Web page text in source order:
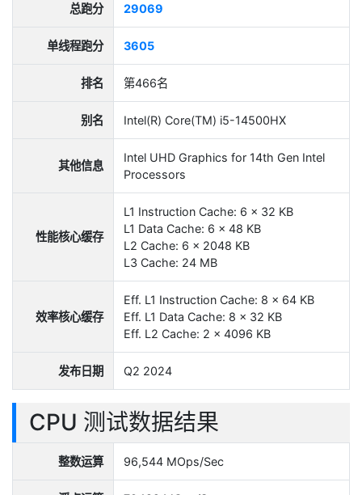
总跑分 29069
单线程跑分 3605
排名 第466名
别名 Intel(R) Core(TM) i5-14500HX
其他信息
Intel UHD Graphics for 14th Gen Intel
Processors
性能核心缓存
L1 Instruction Cache: 6 x 32 KB
L1 Data Cache: 6 x 48 KB
L2 Cache: 6 x 2048 KB
L3 Cache: 24 MB
效率核心缓存
Eff. L1 Instruction Cache: 8 x 64 KB
Eff. L1 Data Cache: 8 x 32 KB
Eff. L2 Cache: 2 x 4096 KB
发布日期 Q2 2024
CPU 测试数据结果
整数运算 96,544 MOps/Sec